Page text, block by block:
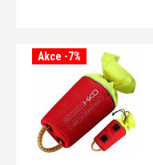
Akce -7%